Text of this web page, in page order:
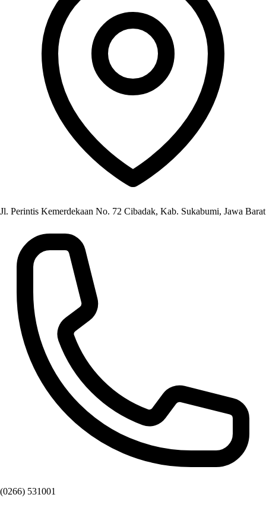
Jl. Perintis Kemerdekaan No. 72 Cibadak, Kab. Sukabumi, Jawa Barat
(0266) 531001